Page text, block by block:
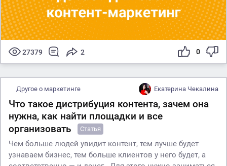
27379 2 0
Другое о маркетинге Екатерина Чекалина
Что такое дистрибуция контента, зачем она
нужна, как найти площадки и все
организовать
Статья
Чем больше людей увидит контент, тем лучше будет
узнаваем бизнес, тем больше клиентов у него будет, а